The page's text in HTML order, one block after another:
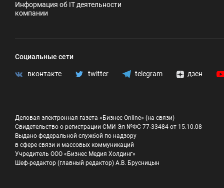
Информация об IT деятельности
компании
Социальные сети
вконтакте twitter telegram дзен
Деловая электронная газета «Бизнес Online» (на связи)
Свидетельство о регистрации СМИ Эл №ФС 77-33484 от 15.10.08
Выдано федеральной службой по надзору
в сфере связи и массовых коммуникаций
Учредитель ООО «Бизнес Медия Холдинг»
Шеф-редактор (главный редактор) А.В. Брусницын